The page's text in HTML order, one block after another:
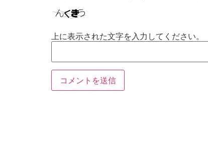
上に表示された文字を入力してください。